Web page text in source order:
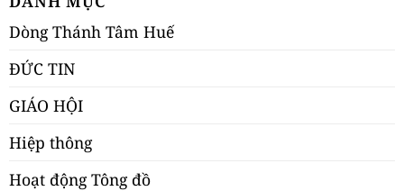
Dòng Thánh Tâm Huế
ĐỨC TIN
GIÁO HỘI
Hiệp thông
Hoạt động Tông đồ